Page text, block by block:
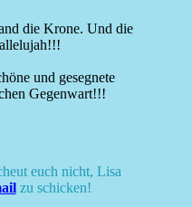
die Krone. Und die
und gesegnete
Gegenwart!!!
euch nicht, Lisa
zu schicken!